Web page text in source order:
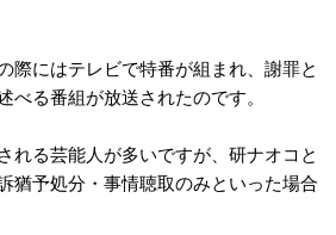
際にはテレビで特番が組まれ、謝罪と
べる番組が放送されたのです。
れる芸能人が多いですが、研ナオコと
猶予処分・事情聴取のみといった場合